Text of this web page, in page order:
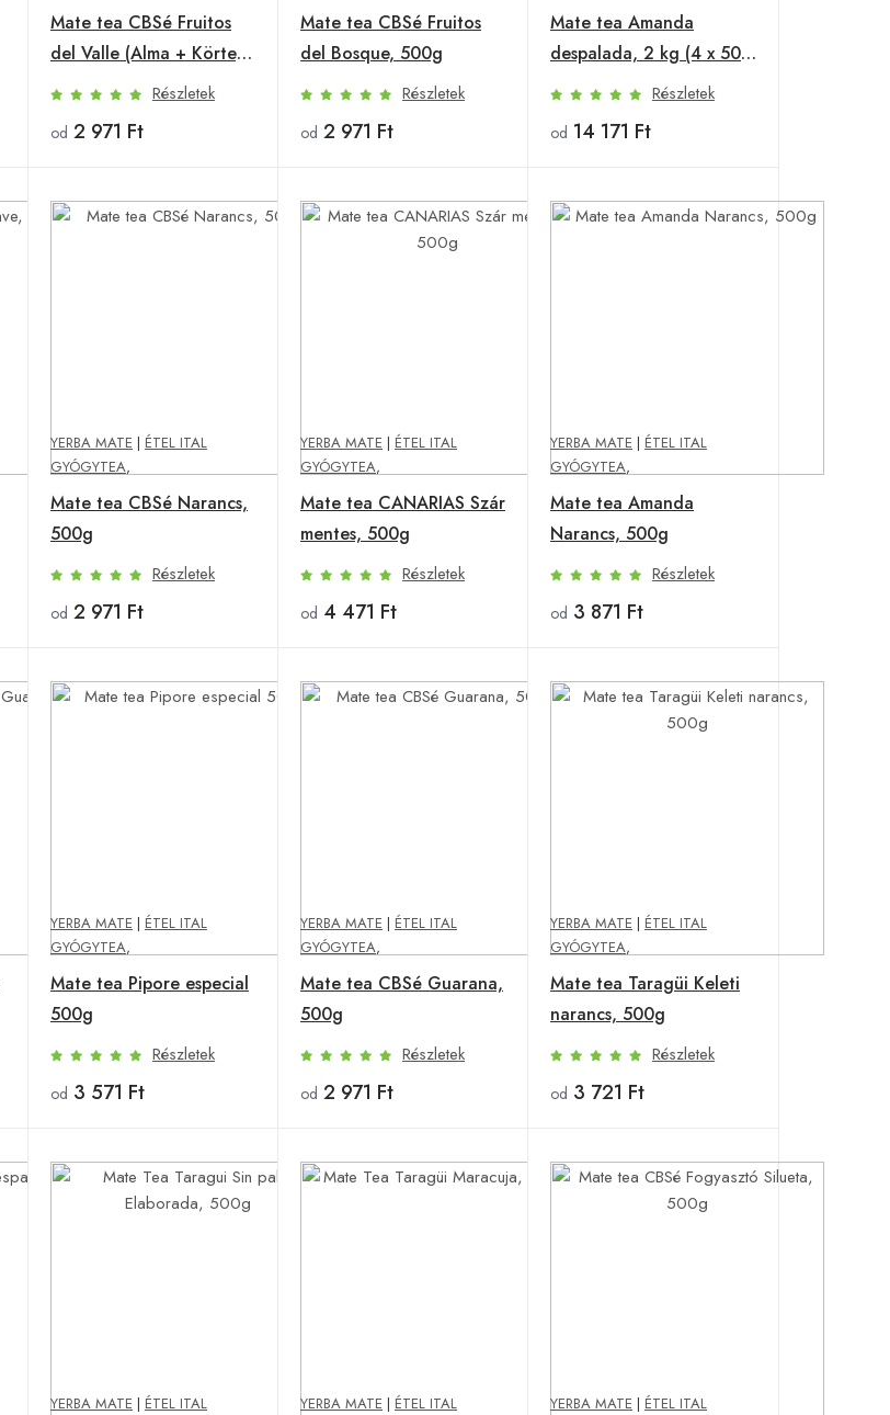
Mate tea CBSé Fruitos
del Valle (Alma + Körte),
500g
Részletek
od 2 971 Ft
Mate tea CBSé Fruitos
del Bosque, 500g
Részletek
od 2 971 Ft
Mate tea Amanda
despalada, 2 kg (4 x 500
g)
Részletek
od 14 171 Ft
YERBA MATE | ÉTEL ITAL
GYÓGYTEA,
Mate tea CBSé Narancs,
500g
Részletek
od 2 971 Ft
YERBA MATE | ÉTEL ITAL
GYÓGYTEA,
Mate tea CANARIAS Szár
mentes, 500g
Részletek
od 4 471 Ft
YERBA MATE | ÉTEL ITAL
GYÓGYTEA,
Mate tea Amanda
Narancs, 500g
Részletek
od 3 871 Ft
YERBA MATE | ÉTEL ITAL
GYÓGYTEA,
Mate tea Pipore especial
500g
Részletek
od 3 571 Ft
YERBA MATE | ÉTEL ITAL
GYÓGYTEA,
Mate tea CBSé Guarana,
500g
Részletek
od 2 971 Ft
YERBA MATE | ÉTEL ITAL
GYÓGYTEA,
Mate tea Taragüi Keleti
narancs, 500g
Részletek
od 3 721 Ft
YERBA MATE | ÉTEL ITAL
YERBA MATE | ÉTEL ITAL
YERBA MATE | ÉTEL ITAL